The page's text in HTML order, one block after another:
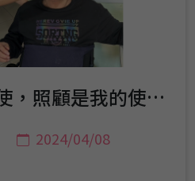
，照顧是我的使
2024/04/08